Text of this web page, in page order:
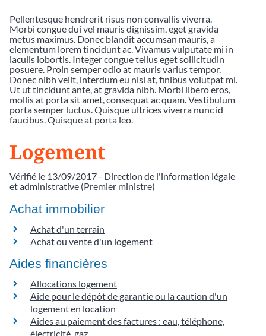
Pellentesque hendrerit risus non convallis viverra.
Morbi congue dui vel mauris dignissim, eget gravida
metus maximus. Donec blandit accumsan mauris, a
elementum lorem tincidunt ac. Vivamus vulputate mi in
iaculis lobortis. Integer congue tellus eget sollicitudin
posuere. Proin semper odio at mauris varius tempor.
Donec nibh velit, interdum eu nisl at, finibus volutpat mi.
Ut ut tincidunt ante, at gravida nibh. Morbi libero eros,
mollis at porta sit amet, consequat ac quam. Vestibulum
porta semper luctus. Quisque ultrices viverra nunc id
faucibus. Quisque at porta leo.
Logement
Vérifié le 13/09/2017 - Direction de l'information légale
et administrative (Premier ministre)
Achat immobilier
Achat d'un terrain
Achat ou vente d'un logement
Aides financières
Allocations logement
Aide pour le dépôt de garantie ou la caution d'un
logement en location
Aides au paiement des factures : eau, téléphone,
électricité, gaz